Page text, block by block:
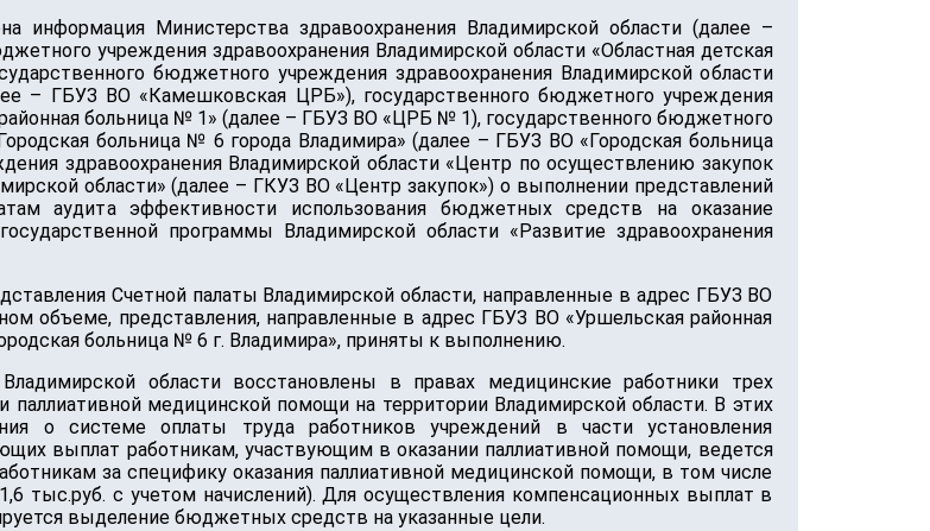
информация Министерства здравоохранения Владимирской области (далее –
учреждения здравоохранения Владимирской области «Областная детская
бюджетного учреждения здравоохранения Владимирской области
– ГБУЗ ВО «Камешковская ЦРБ»), государственного бюджетного учреждения
больница № 1» (далее – ГБУЗ ВО «ЦРБ № 1), государственного бюджетного
больница № 6 города Владимира» (далее – ГБУЗ ВО «Городская больница
здравоохранения Владимирской области «Центр по осуществлению закупок
области» (далее – ГКУЗ ВО «Центр закупок») о выполнении представлений
аудита эффективности использования бюджетных средств на оказание
программы Владимирской области «Развитие здравоохранения
Счетной палаты Владимирской области, направленные в адрес ГБУЗ ВО
объеме, представления, направленные в адрес ГБУЗ ВО «Уршельская районная
больница № 6 г. Владимира», приняты к выполнению.
области восстановлены в правах медицинские работники трех
медицинской помощи на территории Владимирской области. В этих
о системе оплаты труда работников учреждений в части установления
выплат работникам, участвующим в оказании паллиативной помощи, ведется
за специфику оказания паллиативной медицинской помощи, в том числе
тыс.руб. с учетом начислений). Для осуществления компенсационных выплат в
выделение бюджетных средств на указанные цели.